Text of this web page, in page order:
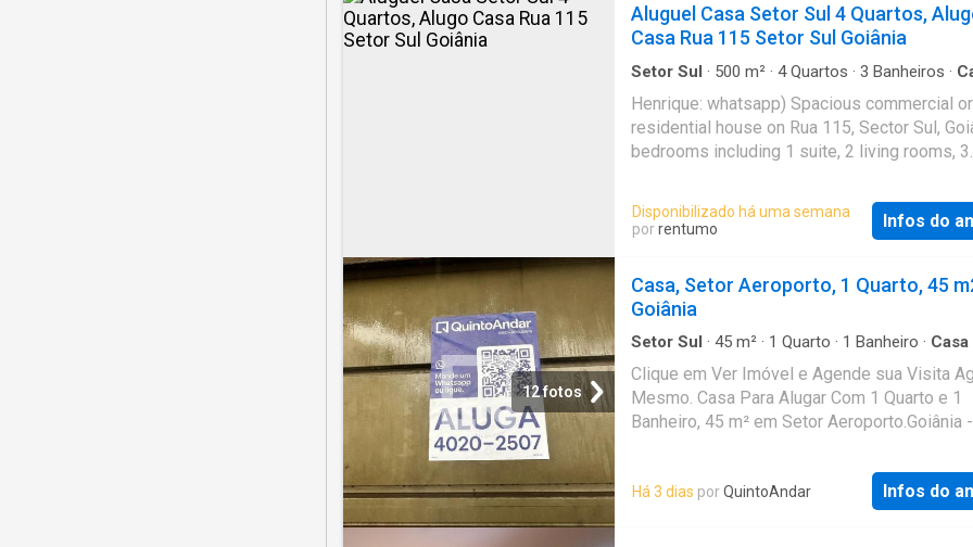
lavanderia, despensa e 4 salas adicionais,
para escritórios administrativos, salas de
atendimento. Diferenciais: Com duas entradas
independentes — pela Rua 107 e pela Viela
colchão de solteiro bom), banheiro, geladeira
espelho médio, mesa grande multiuso, cadeira
simples de metal, e armário. Nao exigimos
nem avalista. Não temos garagem nem para
Para bicicleta podemos conversar. Castelinho
hospeda ex-moradoras que tenham causado
problemas, e damos preferência para
alugar no mínimo por seis meses. Não
poucos meses, gentileza não insistir, pois o
exigências fazem com que o nosso ambiente
sempre bem saudável e muito mais tranquilo.
Aluguel Casa Setor Sul 4 Quartos,
Casa Rua 115 Setor Sul Goiânia
Setor Sul · 500 m² · 4Quartos · 3 Banheiros ·
Henrique: whatsapp) Spacious commercial or
residential house on Rua 115, Sector Sul,
bedrooms including 1 suite, 2 living rooms, 3
200m² built, 500m² land.Minimum con
Disponibilizado há uma semana
porrentumo Infos do
12 fotos
Casa, Setor Aeroporto, 1 Quarto, 45
Goiânia
Setor Sul · 45 m² · 1 Quarto · 1 Banheiro · Casa
Clique em Ver Imóvel e Agende sua Visita
Mesmo. Casa Para Alugar Com 1 Quarto e 1
Banheiro, 45 m² em Setor Aeroporto.Goiânia
Há 3 dias porQuintoAndar Infos do